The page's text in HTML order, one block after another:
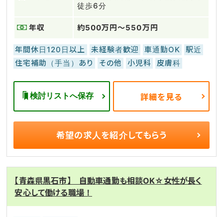
徒歩6分
年収 約500万円～550万円
年間休日120日以上 未経験者歓迎 車通勤OK
駅近
住宅補助（手当）あり
その他 小児科 皮膚科
検討リストへ保存 詳細を見る
希望の求人を紹介してもらう
【青森県黒石市】 自動車通勤も相談OK☆女性が長く
安心して働ける職場！